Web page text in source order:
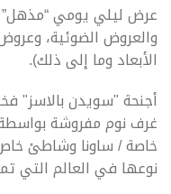
عرض ليلي يومي “مذهل”
والعروض الضوئية، وعروض
الأبعاد وما إلى ذلك).
أجنحة "سويدن بالاسز"
غرف نوم مفروشة
خاصة / ساونا وشاطئ
نوعها في العالم التي